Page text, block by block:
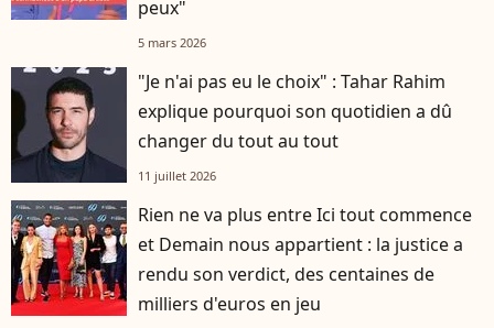
peux"
5 mars 2026
"Je n'ai pas eu le choix" : Tahar Rahim
explique pourquoi son quotidien a dû
changer du tout au tout
11 juillet 2026
Rien ne va plus entre Ici tout commence
et Demain nous appartient : la justice a
rendu son verdict, des centaines de
milliers d'euros en jeu